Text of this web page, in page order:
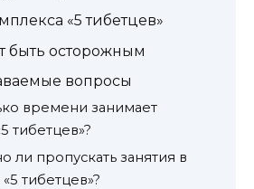
«5 тибетцев»
быть осторожным
вопросы
времени занимает
тибетцев»?
ли пропускать занятия в
тибетцев»?